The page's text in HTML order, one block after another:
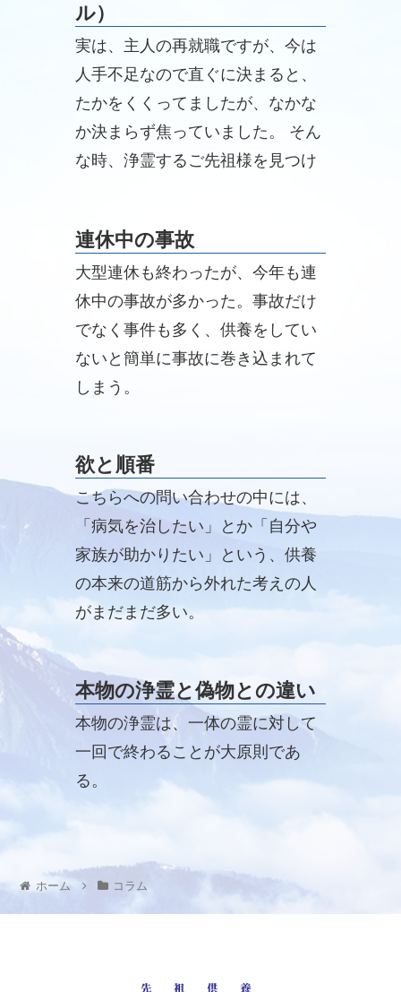
ル）
実は、主人の再就職ですが、今は
人手不足なので直ぐに決まると、
たかをくくってましたが、なかな
か決まらず焦っていました。 そん
な時、浄霊するご先祖様を見つけ
のオーケーを頂き、浄霊の日には
派遣先の会社の課長さんから内定
を頂きました。
連休中の事故
大型連休も終わったが、今年も連
休中の事故が多かった。事故だけ
でなく事件も多く、供養をしてい
ないと簡単に事故に巻き込まれて
しまう。
欲と順番
こちらへの問い合わせの中には、
「病気を治したい」とか「自分や
家族が助かりたい」という、供養
の本来の道筋から外れた考えの人
がまだまだ多い。
本物の浄霊と偽物との違い
本物の浄霊は、一体の霊に対して
一回で終わることが大原則であ
る。
ホーム コラム